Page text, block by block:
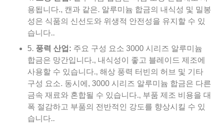
용됩니다., 캔과 같은. 알루미늄 합금의 내식성 및 밀봉
성은 식품의 신선도와 위생적 안전성을 유지할 수 있
습니다..
5. 풍력 산업: 주요 구성 요소 3000 시리즈 알루미늄
합금은 망간입니다., 내식성이 좋고 블레이드 제조에
사용할 수 있습니다., 해상 풍력 터빈의 허브 및 기타
구성 요소. 동시에, 3000 시리즈 알루미늄 합금은 다른
금속 재료와 혼합될 수 있습니다., 부품 제조 비용을 대
폭 절감하고 부품의 전반적인 강도를 향상시킬 수 있
습니다..